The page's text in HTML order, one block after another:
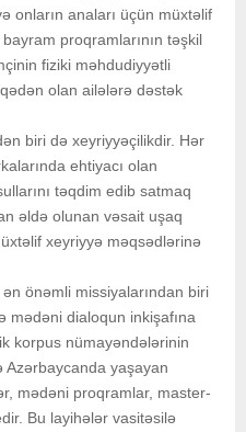
onların anaları üçün müxtəlif
proqramlarının təşkil
fiziki məhdudiyyətli
olan ailələrə dəstək
biri də xeyriyyəçilikdir. Hər
ehtiyacı olan
təqdim edib satmaq
əldə olunan vəsait uşaq
xeyriyyə məqsədlərinə
önəmli missiyalarından biri
mədəni dialoqun inkişafına
korpus nümayəndələrinin
Azərbaycanda yaşayan
mədəni proqramlar, master-
Bu layihələr vasitəsilə